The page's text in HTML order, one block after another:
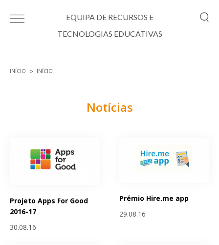
EQUIPA DE RECURSOS E
TECNOLOGIAS EDUCATIVAS
INÍCIO INÍCIO
Notícias
Projeto Apps For Good
2016-17
30.08.16
Prémio Hire.me app
29.08.16
Páginas